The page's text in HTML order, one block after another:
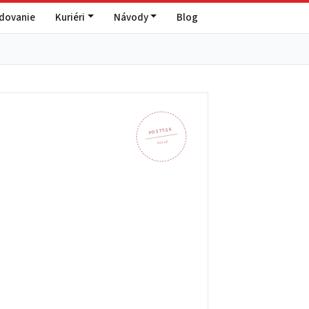
Kuriéri Návody Blog
POSTY.SK
908 48